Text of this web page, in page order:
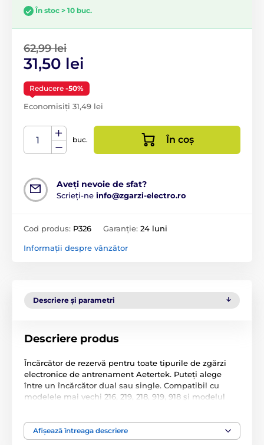
În stoc > 10 buc.
62,99 lei
31,50 lei
Reducere -50%
Economisiți 31,49 lei
buc. În coș
Aveți nevoie de sfat?
Scrieți-ne info@zgarzi-electro.ro
Cod produs: P326 Garanție: 24 luni
Informații despre vânzător
Descriere și parametri
Descriere produs
Încărcător de rezervă pentru toate tipurile de zgărzi
electronice de antrenament Aetertek. Puteți alege
între un încărcător dual sau single. Compatibil cu
modelele mai vechi 216, 219, 218, 919, 918 și modelul
Specificațiile tehnice pot fi modificate fără o notificare
expresă. Imaginile au doar caracter ilustrativ.
Afișează întreaga descriere